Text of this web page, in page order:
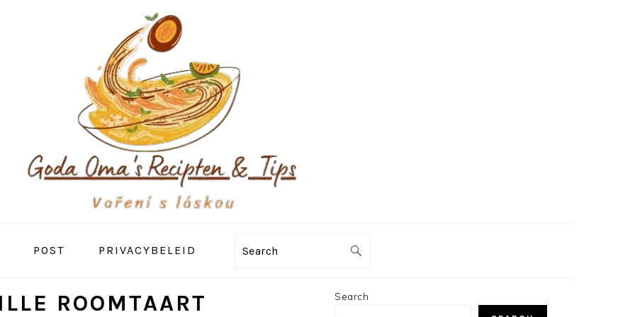
POST PRIVACYBELEID Search
ROOMTAART
PRIMARY
Search